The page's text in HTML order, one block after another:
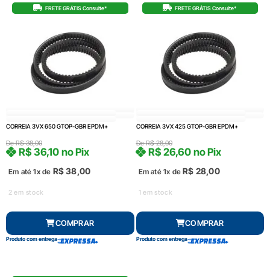
FRETE GRÁTIS Consulte*
CORREIA 3VX 650 GTOP-GBR EPDM+
DeR$38,00
Em até 1x de R$38,00
R$36,10 no Pix
2 em stock
COMPRAR
Produto com entrega
FRETE GRÁTIS Consulte*
CORREIA 3VX 425 GTOP-GBR EPDM+
DeR$28,00
Em até 1x deR$ 28,00
R$26,60 no Pix
1 em stock
COMPRAR
Produto com entrega